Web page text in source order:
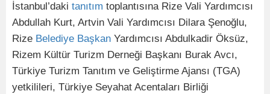
İstanbul’daki tanıtım toplantısına Rize Vali Yardımcısı
Abdullah Kurt, Artvin Vali Yardımcısı Dilara Şenoğlu,
Rize Belediye Başkan Yardımcısı Abdulkadir Öksüz,
Rizem Kültür Turizm Derneği Başkanı Burak Avcı,
Türkiye Turizm Tanıtım ve Geliştirme Ajansı (TGA)
yetkilileri, Türkiye Seyahat Acentaları Birliği